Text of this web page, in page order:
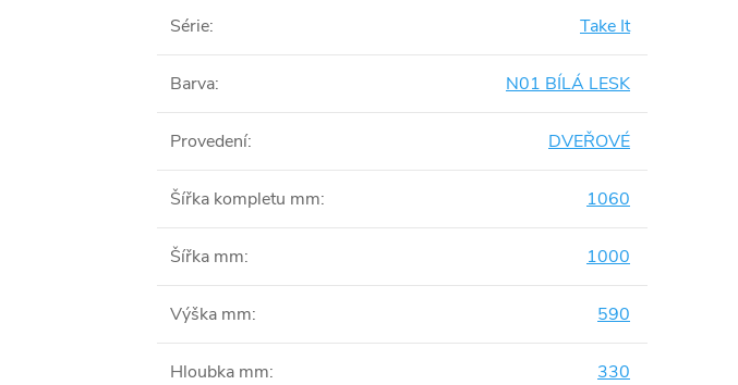
Série: Take It
Barva: N01 BÍLÁ LESK
Provedení: DVEŘOVÉ
Šířka kompletu mm: 1060
Šířka mm: 1000
Výška mm: 590
Hloubka mm: 330